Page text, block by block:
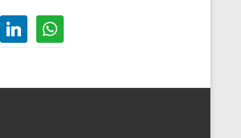
linkedinwhatsapp